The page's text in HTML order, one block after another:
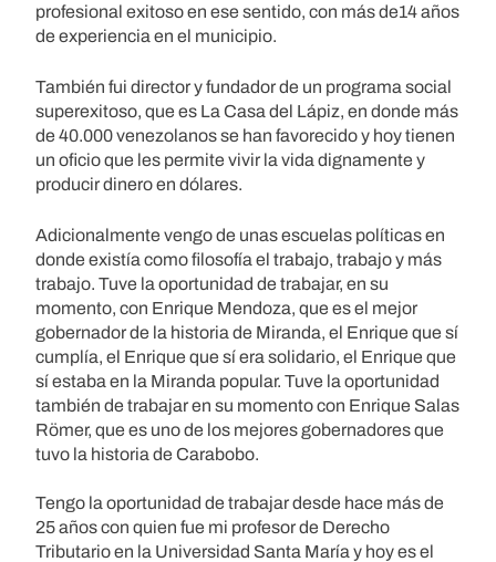
profesional exitoso en ese sentido, con más de14 años
de experiencia en el municipio.
También fui director y fundador de un programa social
superexitoso, que es La Casa del Lápiz, en donde más
de 40.000 venezolanos se han favorecido y hoy tienen
un oficio que les permite vivir la vida dignamente y
producir dinero en dólares.
Adicionalmente vengo de unas escuelas políticas en
donde existía como filosofía el trabajo, trabajo y más
trabajo. Tuve la oportunidad de trabajar, en su
momento, con Enrique Mendoza, que es el mejor
gobernador de la historia de Miranda, el Enrique que sí
cumplía, el Enrique que sí era solidario, el Enrique que
sí estaba en la Miranda popular. Tuve la oportunidad
también de trabajar en su momento con Enrique Salas
Römer, que es uno de los mejores gobernadores que
tuvo la historia de Carabobo.
Tengo la oportunidad de trabajar desde hace más de
25 años con quien fue mi profesor de Derecho
Tributario en la Universidad Santa María y hoy es el